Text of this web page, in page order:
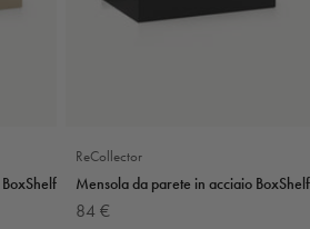
ReCollector
Mensola da parete in acciaio BoxShelf
Prezzo scontato
84 €